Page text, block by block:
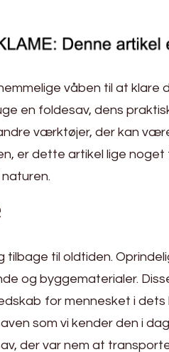
våben til at klare
en foldesav, dens
værktøjer, der kan
er dette artikel lige
til oldtiden.
og byggematerialer.
for mennesket i
som vi kender den i
der var nem at